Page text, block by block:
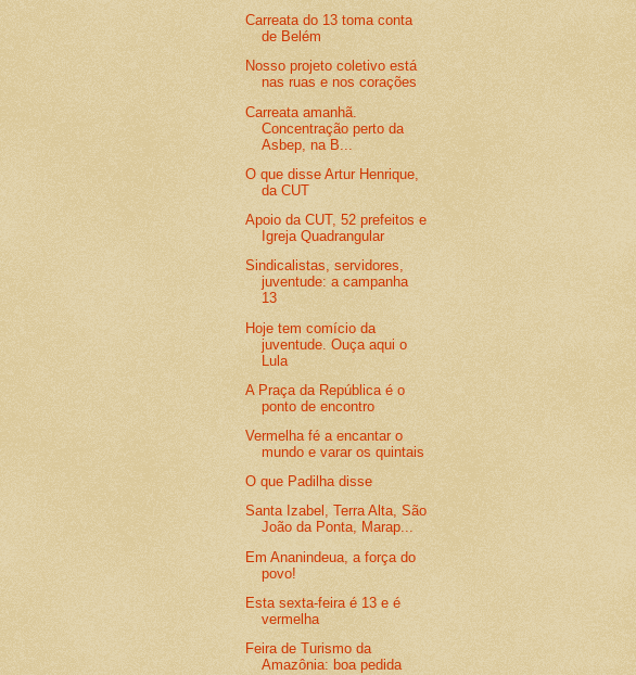
Carreata do 13 toma conta
de Belém
Nosso projeto coletivo está
nas ruas e nos corações
Carreata amanhã.
Concentração perto da
Asbep, na B...
O que disse Artur Henrique,
da CUT
Apoio da CUT, 52 prefeitos e
Igreja Quadrangular
Sindicalistas, servidores,
juventude: a campanha
13
Hoje tem comício da
juventude. Ouça aqui o
Lula
A Praça da República é o
ponto de encontro
Vermelha fé a encantar o
mundo e varar os quintais
O que Padilha disse
Santa Izabel, Terra Alta, São
João da Ponta, Marap...
Em Ananindeua, a força do
povo!
Esta sexta-feira é 13 e é
vermelha
Feira de Turismo da
Amazônia: boa pedida